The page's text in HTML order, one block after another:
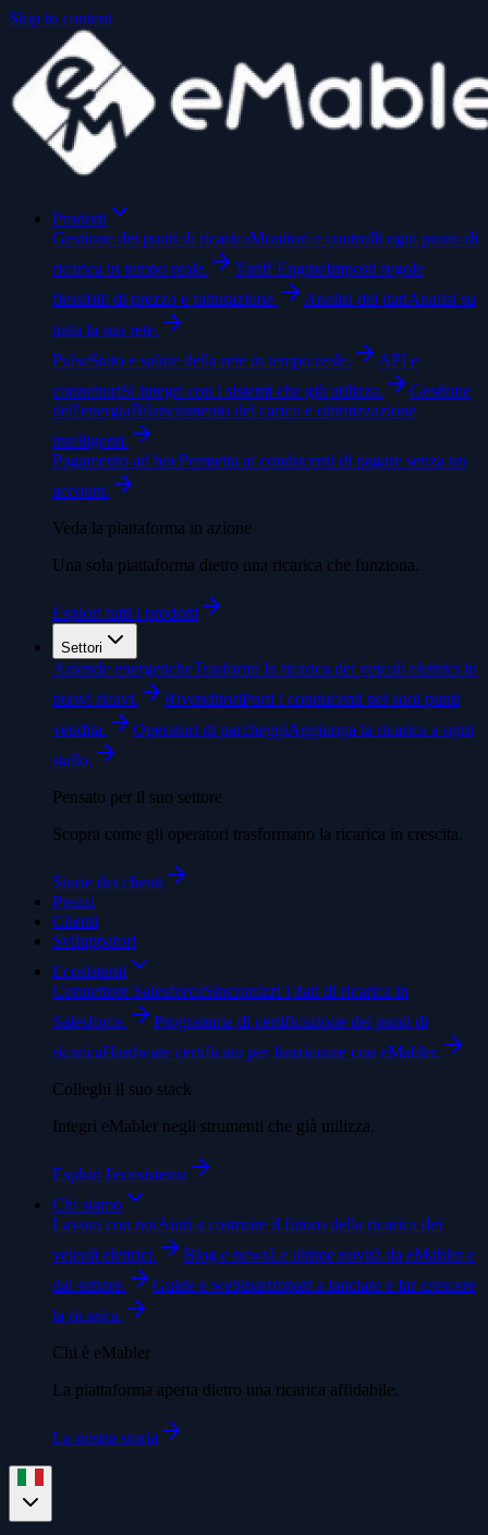
Skip to content
Prodotti
Gestione dei punti di ricaricaMonitori e controlli ogni punto di
ricarica in tempo reale.
Tariff EngineImposti regole
flessibili di prezzo e fatturazione.
Analisi dei datiAnalisi su
tutta la sua rete.
PulseStato e salute della rete in tempo reale.
API e
connettoriSi integri con i sistemi che già utilizza.
Gestione
dell'energiaBilanciamento del carico e ottimizzazione
intelligenti.
Pagamento ad hocPermetta ai conducenti di pagare senza un
account.
Veda la piattaforma in azione
Una sola piattaforma dietro una ricarica che funziona.
Esplori tutti i prodotti
Settori
Aziende energeticheTrasformi la ricarica dei veicoli elettrici in
nuovi ricavi.
RivenditoriPorti i conducenti nei suoi punti
vendita.
Operatori di parcheggiAggiunga la ricarica a ogni
stallo.
Pensato per il suo settore
Scopra come gli operatori trasformano la ricarica in crescita.
Storie dei clienti
Prezzi
Clienti
Sviluppatori
Ecosistemi
Connettore SalesforceSincronizzi i dati di ricarica in
Salesforce.
Programma di certificazione dei punti di
ricaricaHardware certificato per funzionare con eMabler.
Colleghi il suo stack
Integri eMabler negli strumenti che già utilizza.
Esplori l'ecosistema
Chi siamo
Lavora con noiAiuti a costruire il futuro della ricarica dei
veicoli elettrici.
Blog e newsLe ultime novità da eMabler e
dal settore.
Guide e webinarImpari a lanciare e far crescere
la ricarica.
Chi è eMabler
La piattaforma aperta dietro una ricarica affidabile.
La nostra storia